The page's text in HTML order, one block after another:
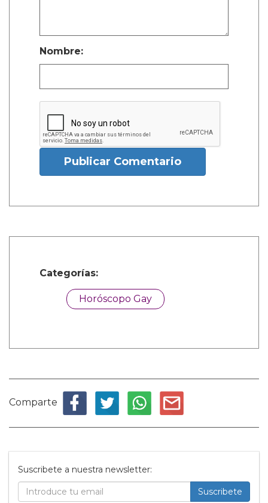
Nombre:
Publicar Comentario
Categorías:
Horóscopo Gay
Comparte
Suscribete a nuestra newsletter:
Suscribete